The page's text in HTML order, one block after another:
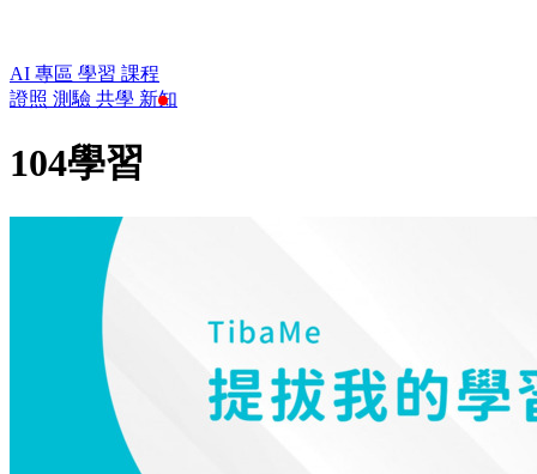
AI 專區 學習 課程
證照 測驗 共學 新知
104學習